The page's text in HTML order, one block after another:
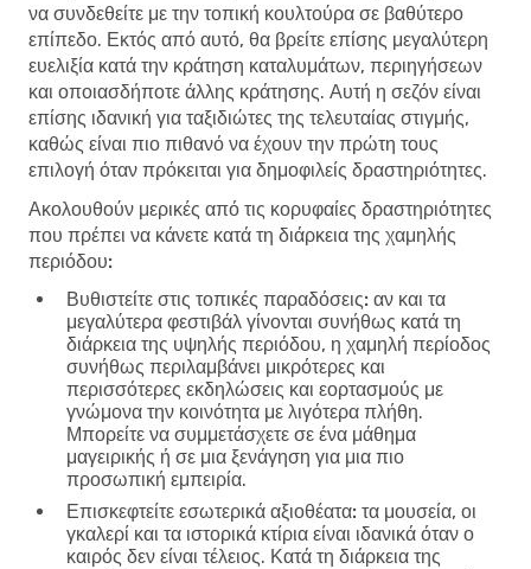
να συνδεθείτε με την τοπική κουλτούρα σε βαθύτερο
επίπεδο. Εκτός από αυτό, θα βρείτε επίσης μεγαλύτερη
ευελιξία κατά την κράτηση καταλυμάτων, περιηγήσεων
και οποιασδήποτε άλλης κράτησης. Αυτή η σεζόν είναι
επίσης ιδανική για ταξιδιώτες της τελευταίας στιγμής,
καθώς είναι πιο πιθανό να έχουν την πρώτη τους
επιλογή όταν πρόκειται για δημοφιλείς δραστηριότητες.
Ακολουθούν μερικές από τις κορυφαίες δραστηριότητες
που πρέπει να κάνετε κατά τη διάρκεια της χαμηλής
περιόδου:
Βυθιστείτε στις τοπικές παραδόσεις: αν και τα
μεγαλύτερα φεστιβάλ γίνονται συνήθως κατά τη
διάρκεια της υψηλής περιόδου, η χαμηλή περίοδος
συνήθως περιλαμβάνει μικρότερες και
περισσότερες εκδηλώσεις και εορτασμούς με
γνώμονα την κοινότητα με λιγότερα πλήθη.
Μπορείτε να συμμετάσχετε σε ένα μάθημα
μαγειρικής ή σε μια ξενάγηση για μια πιο
προσωπική εμπειρία.
Επισκεφτείτε εσωτερικά αξιοθέατα: τα μουσεία, οι
γκαλερί και τα ιστορικά κτίρια είναι ιδανικά όταν ο
καιρός δεν είναι τέλειος. Κατά τη διάρκεια της